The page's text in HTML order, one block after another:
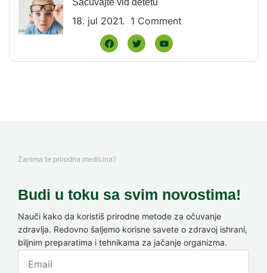
Sačuvajte vid detetu
18. jul 2021. 1 Comment
Zanima te prirodna medicina?
Budi u toku sa svim novostima!
Nauči kako da koristiš prirodne metode za očuvanje
zdravlja. Redovno šaljemo korisne savete o zdravoj ishrani,
biljnim preparatima i tehnikama za jačanje organizma.